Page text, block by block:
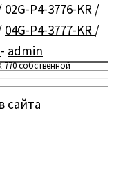
770 собственной
02G-P4-3776-KR /
04G-P4-3777-KR /
- admin
сайта